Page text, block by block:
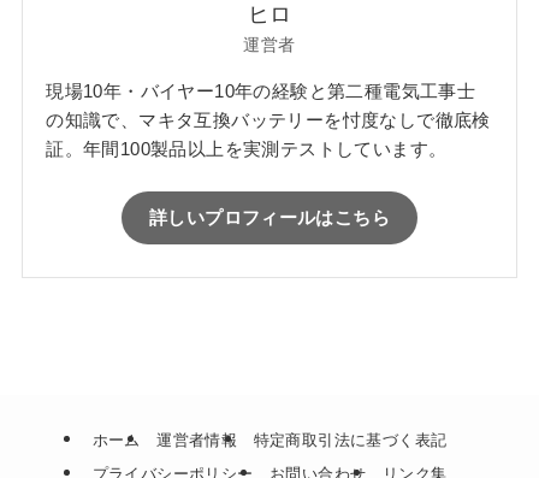
ヒロ
運営者
現場10年・バイヤー10年の経験と第二種電気工事士
の知識で、マキタ互換バッテリーを忖度なしで徹底検
証。年間100製品以上を実測テストしています。
詳しいプロフィールはこちら
ホーム 運営者情報
特定商取引法に基づく表記
プライバシーポリシー
お問い合わせ リンク集